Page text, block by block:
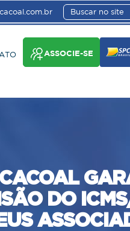
ASSOCIE-SE
DO